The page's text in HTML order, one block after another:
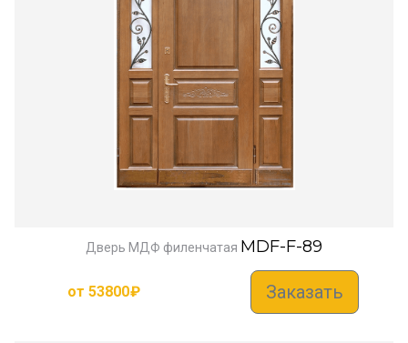
Дверь МДФ филенчатая MDF-F-89
от 53800₽ Заказать